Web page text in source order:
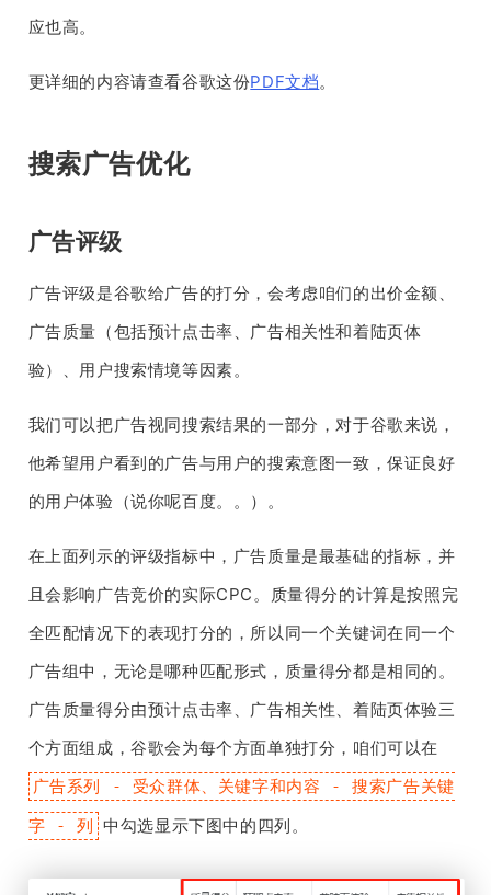
应也高。
更详细的内容请查看谷歌这份PDF文档。
搜索广告优化
广告评级
广告评级是谷歌给广告的打分，会考虑咱们的出价金额、
广告质量（包括预计点击率、广告相关性和着陆页体
验）、用户搜索情境等因素。
我们可以把广告视同搜索结果的一部分，对于谷歌来说，
他希望用户看到的广告与用户的搜索意图一致，保证良好
的用户体验（说你呢百度。。）。
在上面列示的评级指标中，广告质量是最基础的指标，并
且会影响广告竞价的实际CPC。质量得分的计算是按照完
全匹配情况下的表现打分的，所以同一个关键词在同一个
广告组中，无论是哪种匹配形式，质量得分都是相同的。
广告质量得分由预计点击率、广告相关性、着陆页体验三
个方面组成，谷歌会为每个方面单独打分，咱们可以在
广告系列 - 受众群体、关键字和内容 - 搜索广告关键
字 - 列 中勾选显示下图中的四列。